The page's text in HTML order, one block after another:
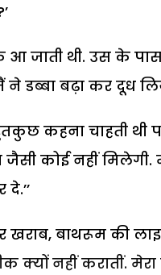
जाती थी. उस के पास
डब्बा बढ़ा कर दूध
कहना चाहती थी
कोई नहीं
खराब, बाथरूम की
क्यों नहीं करातीं.